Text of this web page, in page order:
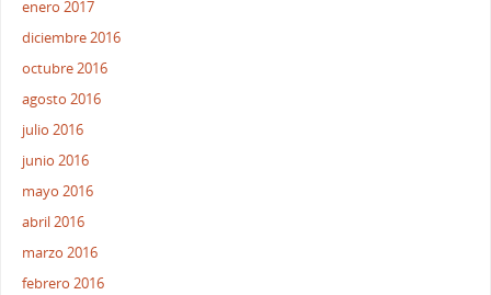
enero 2017
diciembre 2016
octubre 2016
agosto 2016
julio 2016
junio 2016
mayo 2016
abril 2016
marzo 2016
febrero 2016